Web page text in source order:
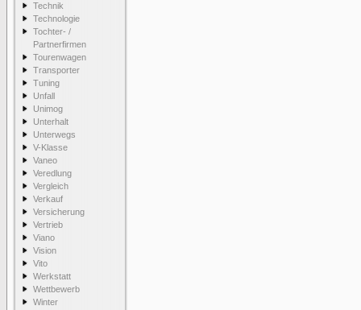
Technik
Technologie
Tochter- /
Partnerfirmen
Tourenwagen
Transporter
Tuning
Unfall
Unimog
Unterhalt
Unterwegs
V-Klasse
Vaneo
Veredlung
Vergleich
Verkauf
Versicherung
Vertrieb
Viano
Vision
Vito
Werkstatt
Wettbewerb
Winter